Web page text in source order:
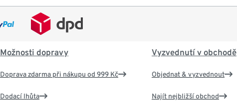
Možnosti dopravy
Doprava zdarma při nákupu od 999 Kč
Dodací lhůta
Vyzvednutí v obchodě
Objednat & vyzvednout
Najít nejbližší obchod